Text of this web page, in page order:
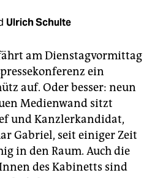
Ulrich Schulte
am Dienstagvormittag
ein
auf. Oder besser: neun
Medienwand sitzt
und Kanzlerkandidat,
Gabriel, seit einiger Zeit
in den Raum. Auch die
des Kabinetts sind